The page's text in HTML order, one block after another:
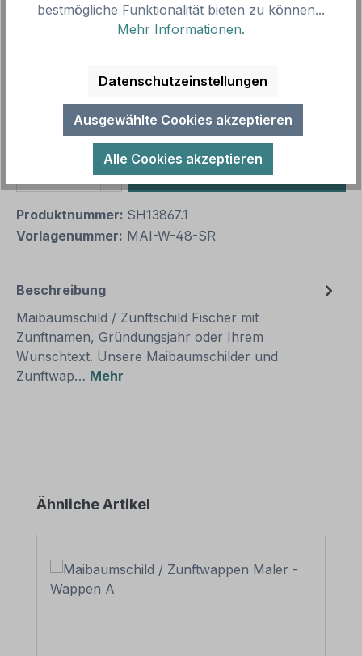
Zusammenfassung
Preise inkl. MwSt. zzgl. Versandkosten
Aufgrund von Neuberechnungen im Warenkorb sind
abweichende Endpreise möglich.
Produkt Anzahl: Gib den
1 In den Warenkorb
Produktnummer: SH13867.1
Vorlagenummer: MAI-W-48-SR
Beschreibung
Maibaumschild / Zunftschild Fischer mit
Zunftnamen, Gründungsjahr oder Ihrem
Wunschtext. Unsere Maibaumschilder und
Zunftwap… Mehr
Produktgalerie überspringen
Ähnliche Artikel
bestmögliche Funktionalität bieten zu können...
Mehr Informationen.
Datenschutzeinstellungen
Ausgewählte Cookies akzeptieren
Alle Cookies akzeptieren